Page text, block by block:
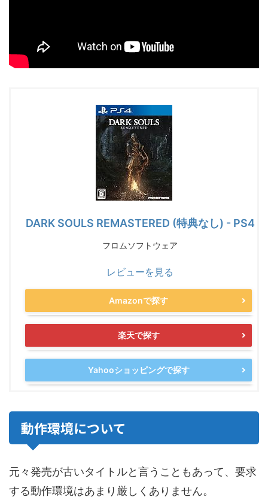
DARK SOULS REMASTERED (特典なし) - PS4
フロムソフトウェア
レビューを見る
Amazonで探す
楽天で探す
Yahooショッピングで探す
動作環境について
元々発売が古いタイトルと言うこともあって、要求
する動作環境はあまり厳しくありません。